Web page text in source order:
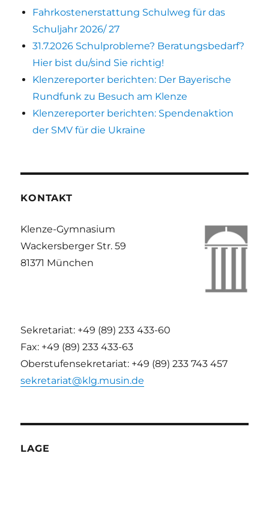
Fahrkostenerstattung Schulweg für das
Schuljahr 2026/ 27
31.7.2026 Schulprobleme? Beratungsbedarf?
Hier bist du/sind Sie richtig!
Klenzereporter berichten: Der Bayerische
Rundfunk zu Besuch am Klenze
Klenzereporter berichten: Spendenaktion
der SMV für die Ukraine
KONTAKT
Klenze-Gymnasium
Wackersberger Str. 59
81371 München
Sekretariat: +49 (89) 233 433-60
Fax: +49 (89) 233 433-63
Oberstufensekretariat: +49 (89) 233 743 457
sekretariat@klg.musin.de
LAGE